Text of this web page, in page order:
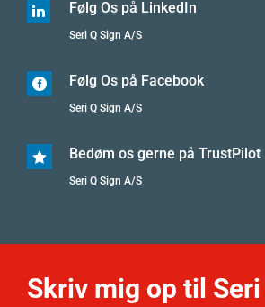
 Følg Os på LinkedIn
Seri Q Sign A/S
 Følg Os på Facebook
Seri Q Sign A/S
 Bedøm os gerne på TrustPilot
Seri Q Sign A/S
Skriv mig op til Seri